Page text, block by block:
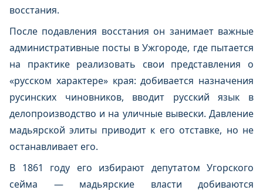
восстания.
После подавления восстания он занимает важные
административные посты в Ужгороде, где пытается
на практике реализовать свои представления о
«русском характере» края: добивается назначения
русинских чиновников, вводит русский язык в
делопроизводство и на уличные вывески. Давление
мадьярской элиты приводит к его отставке, но не
останавливает его.
В 1861 году его избирают депутатом Угорского
сейма — мадьярские власти добиваются